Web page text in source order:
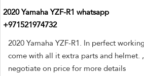
2020 Yamaha YZF-R1 whatsapp
+971521974732
2020 Yamaha YZF-R1. In perfect
come with all it extra parts and helmet.
negotiate on price for more details